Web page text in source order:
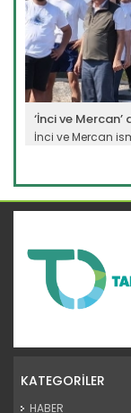
‘İnci ve Mercan’
İnci ve Mercan
barındıran TİGEM...
KATEGORİLER
HABER